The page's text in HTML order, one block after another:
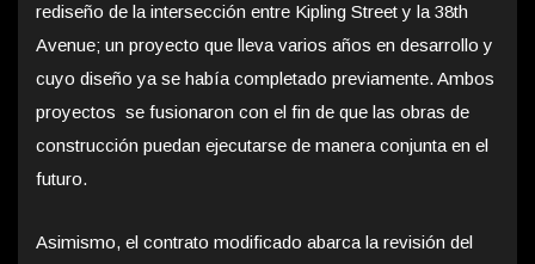
rediseño de la intersección entre Kipling Street y la 38th
Avenue; un proyecto que lleva varios años en desarrollo y
cuyo diseño ya se había completado previamente. Ambos
proyectos se fusionaron con el fin de que las obras de
construcción puedan ejecutarse de manera conjunta en el
futuro.
Asimismo, el contrato modificado abarca la revisión del